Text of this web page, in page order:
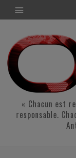
« Chacun est
responsable.